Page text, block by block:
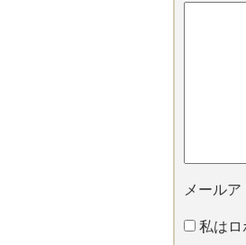
メールア
私はロ